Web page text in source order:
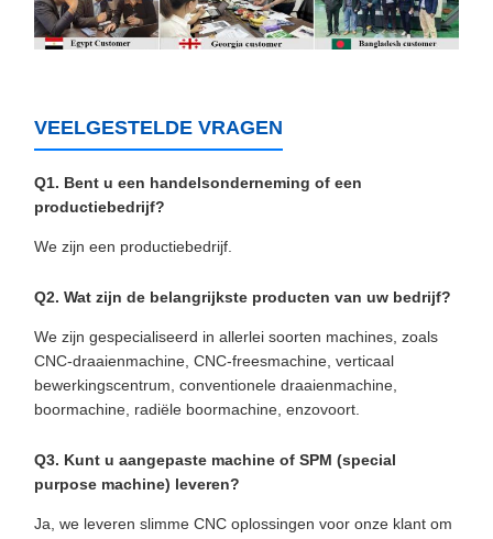
VEELGESTELDE VRAGEN
Q1. Bent u een handelsonderneming of een
productiebedrijf?
We zijn een productiebedrijf.
Q2. Wat zijn de belangrijkste producten van uw bedrijf?
We zijn gespecialiseerd in allerlei soorten machines, zoals
CNC-draaienmachine, CNC-freesmachine, verticaal
bewerkingscentrum, conventionele draaienmachine,
boormachine, radiële boormachine, enzovoort.
Q3. Kunt u aangepaste machine of SPM (special
purpose machine) leveren?
Ja, we leveren slimme CNC oplossingen voor onze klant om